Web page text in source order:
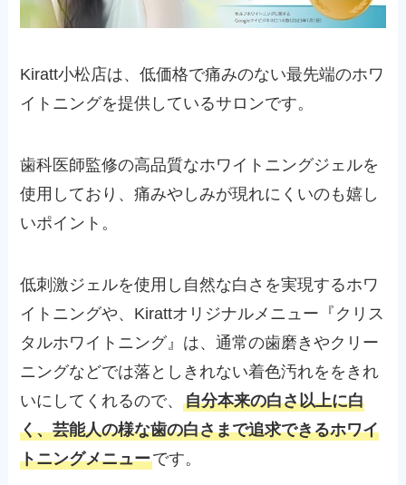
Kiratt小松店は、低価格で痛みのない最先端のホワ
イトニングを提供しているサロンです。
歯科医師監修の高品質なホワイトニングジェルを
使用しており、痛みやしみが現れにくいのも嬉し
いポイント。
低刺激ジェルを使用し自然な白さを実現するホワ
イトニングや、Kirattオリジナルメニュー『クリス
タルホワイトニング』は、通常の歯磨きやクリー
ニングなどでは落としきれない着色汚れををきれ
いにしてくれるので、自分本来の白さ以上に白
く、芸能人の様な歯の白さまで追求できるホワイ
トニングメニューです。